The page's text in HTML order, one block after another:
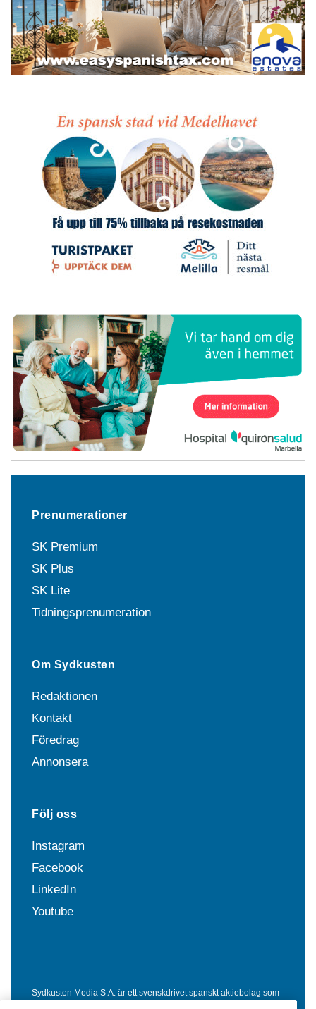
Prenumerationer
SK Premium
SK Plus
SK Lite
Tidningsprenumeration
Om Sydkusten
Redaktionen
Kontakt
Föredrag
Annonsera
Följ oss
Instagram
Facebook
LinkedIn
Youtube
Sydkusten Media S.A. är ett svenskdrivet spanskt aktiebolag som